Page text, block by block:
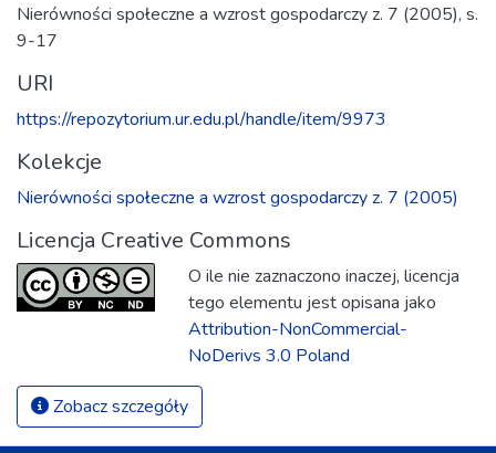
Nierówności społeczne a wzrost gospodarczy z. 7 (2005), s.
9-17
URI
https://repozytorium.ur.edu.pl/handle/item/9973
Kolekcje
Nierówności społeczne a wzrost gospodarczy z. 7 (2005)
Licencja Creative Commons
O ile nie zaznaczono inaczej, licencja
tego elementu jest opisana jako
Attribution-NonCommercial-
NoDerivs 3.0 Poland
Zobacz szczegóły